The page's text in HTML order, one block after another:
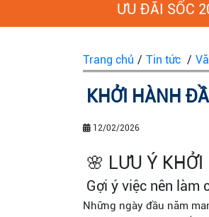
ƯU ĐÃI SỐC
Trang chủ / Tin tức /
KHỞI HÀNH
12/02/2026
🌸 LƯU Ý
Gợi ý việc nên làm
Những ngày đầu năm